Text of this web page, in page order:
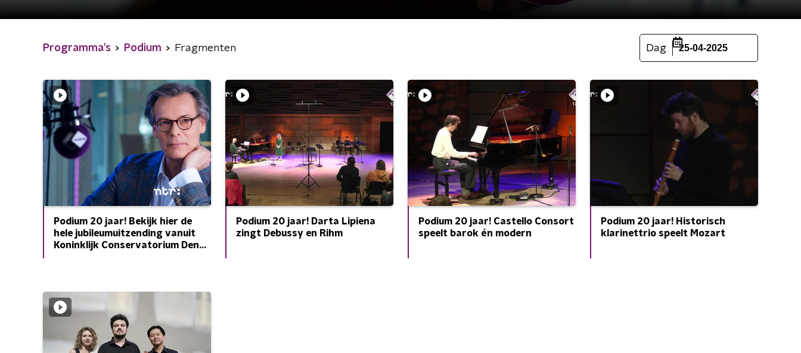
Programma's Podium Fragmenten Dag 25-04-2025
Podium 20 jaar! Bekijk hier de
hele jubileumuitzending vanuit
Koninklijk Conservatorium Den
Podium 20 jaar! Darta Lipiena
zingt Debussy en Rihm
Podium 20 jaar! Castello Consort
speelt barok én modern
Podium 20 jaar! Historisch
klarinettrio speelt Mozart